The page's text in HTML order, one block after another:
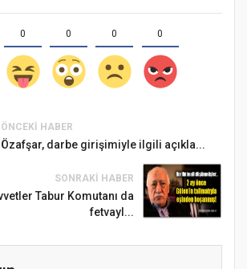
0 0 0 0
ÖNCEKI HABER
Özafşar, darbe girişimiyle ilgili açıkla...
SONRAKI HABER
Tabur Komutanı da
fetvayl...